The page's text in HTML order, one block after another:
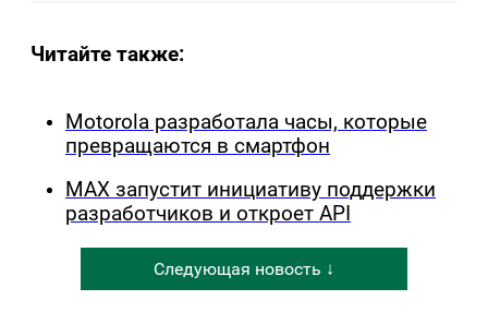
Читайте также:
Motorola разработала часы, которые
превращаются в смартфон
MAX запустит инициативу поддержки
разработчиков и откроет API
Следующая новость ↓